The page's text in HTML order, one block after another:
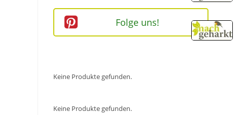
Folge uns!
Keine Produkte gefunden.
Keine Produkte gefunden.